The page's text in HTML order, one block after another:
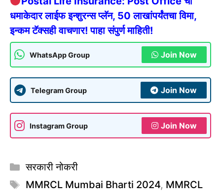
धमाकेदार लाईफ इन्शुरन्स प्लॅन, 50 लाखांपर्यंतचा विमा,
इन्कम टॅक्सही वाचणार! पाहा संपुर्ण माहिती!
WhatsApp Group Join Now
Telegram Group Join Now
Instagram Group Join Now
Categories
सरकारी नोकरी
Tags
MMRCL Mumbai Bharti 2024, MMRCL